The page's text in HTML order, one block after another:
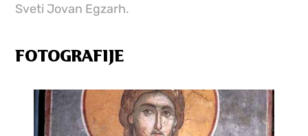
Sveti Jovan Egzarh.
FOTOGRAFIJE